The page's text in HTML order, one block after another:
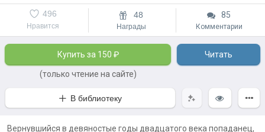
Нравится
496 48
Награды
85
Комментарии
Купить за 150 ₽
(только чтение на сайте)
Читать
В библиотеку
Вернувшийся в девяностые годы двадцатого века попаданец,